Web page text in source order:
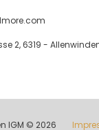
2, 6319 -
IGM © 2026